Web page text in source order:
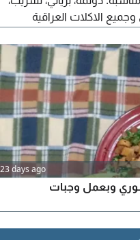
الاكلات العراقية
أكل طازج ونظيف ومحضر
يرجى التواصل على
23 days ago
وبعمل وجبات